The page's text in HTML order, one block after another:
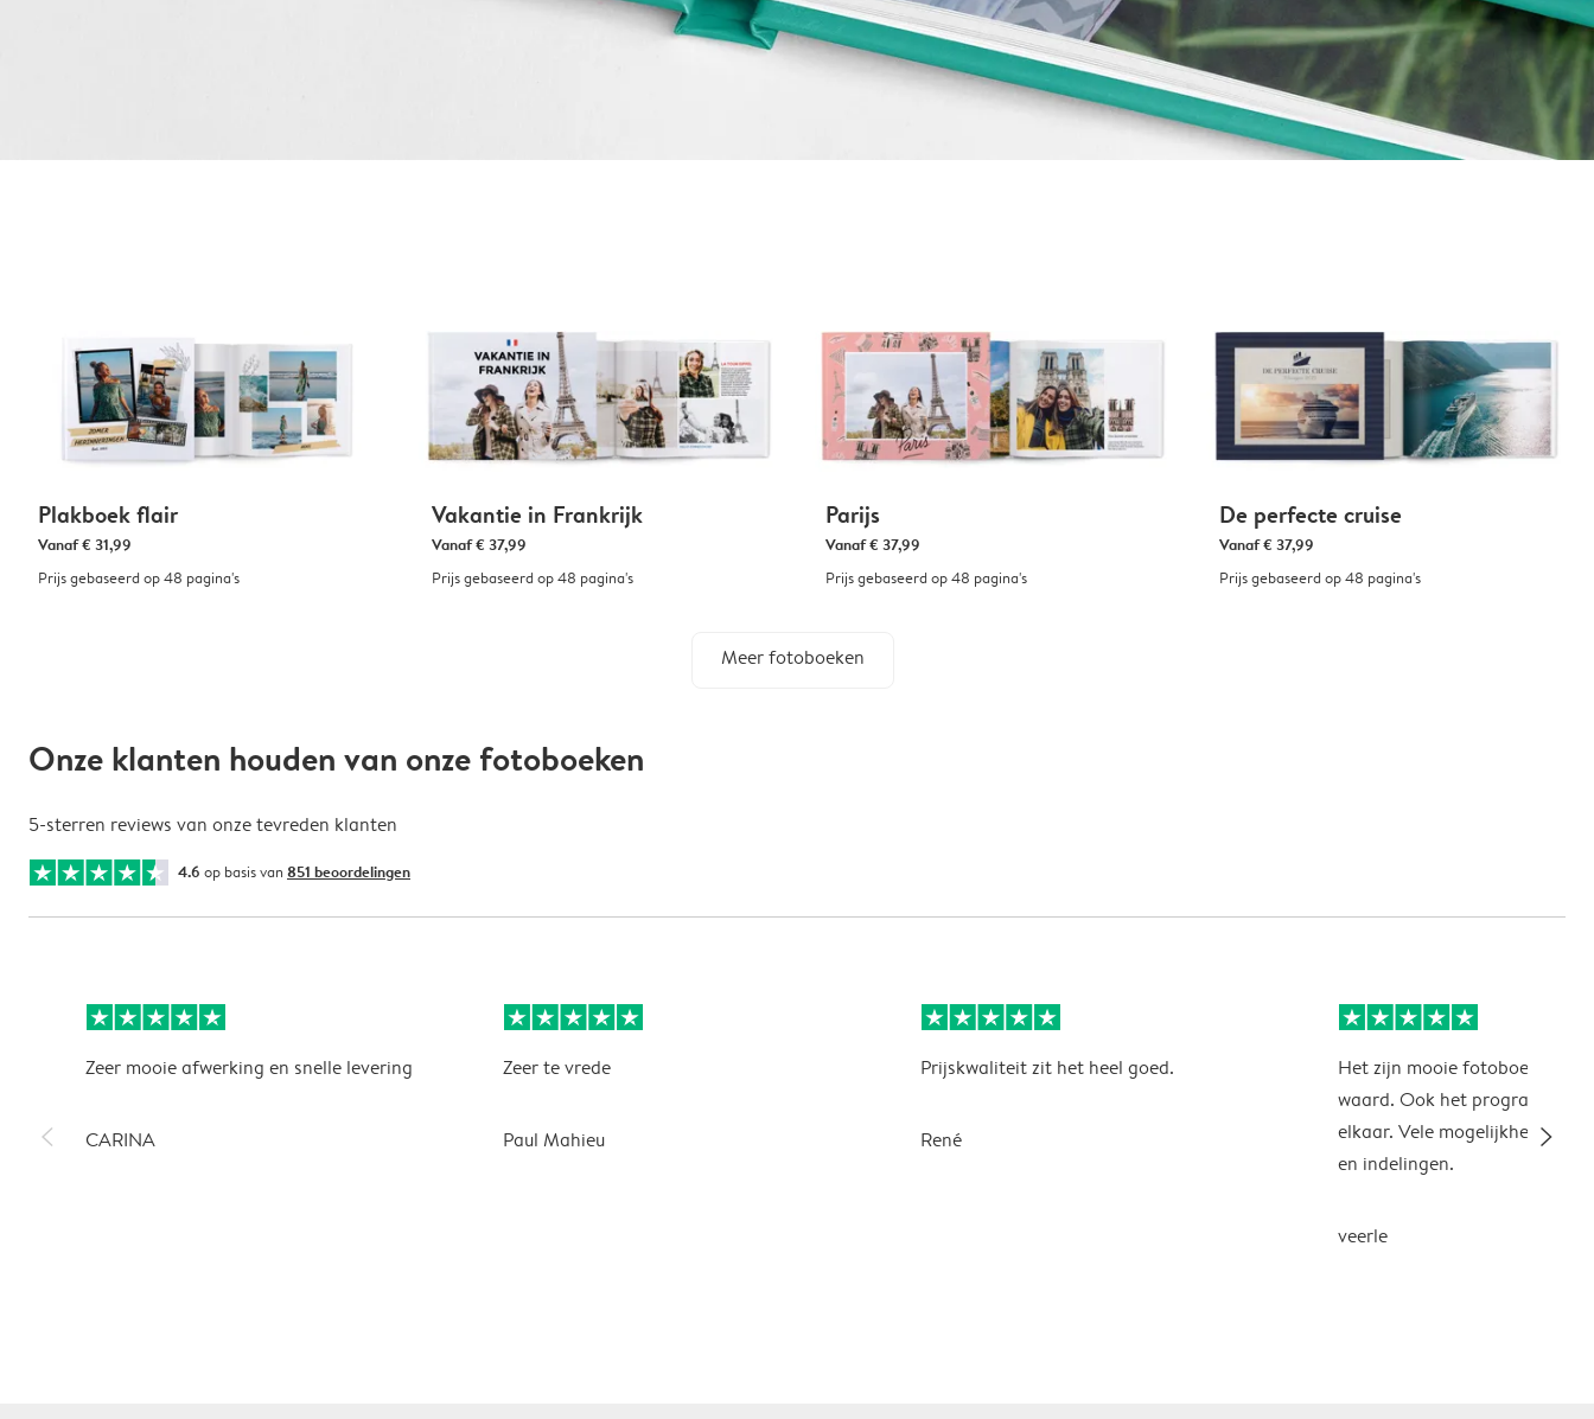
Plakboek flair
Vanaf€ 31,99
Prijs gebaseerd op 48 pagina's
Vakantie in Frankrijk
Vanaf€ 37,99
Prijs gebaseerd op 48 pagina's
Parijs
Vanaf€ 37,99
Prijs gebaseerd op 48 pagina's
De perfecte cruise
Vanaf€ 37,99
Prijs gebaseerd op 48 pagina's
Meer fotoboeken
Onze klanten houden van onze fotoboeken
5-sterren reviews van onze tevreden klanten
4.6 op basis van 851 beoordelingen
slim_arrow_left
Zeer mooie afwerking en snelle levering
CARINA
Zeer te vrede
Paul Mahieu
Prijskwaliteit zit het heel goed.
René
Het zijn mooie fotoboeken,
waard. Ook het programma
elkaar. Vele mogelijkheden,
en indelingen.
veerle
slim_arrow_right